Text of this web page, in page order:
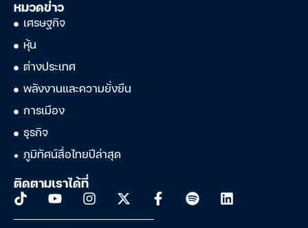
หมวดข่าว
เศรษฐกิจ
หุ้น
ต่างประเทศ
พลังงานและความยั่งยืน
การเมือง
ธุรกิจ
ภูมิทัศน์สื่อไทยปีล่าสุด
ติดตามเราได้ที่